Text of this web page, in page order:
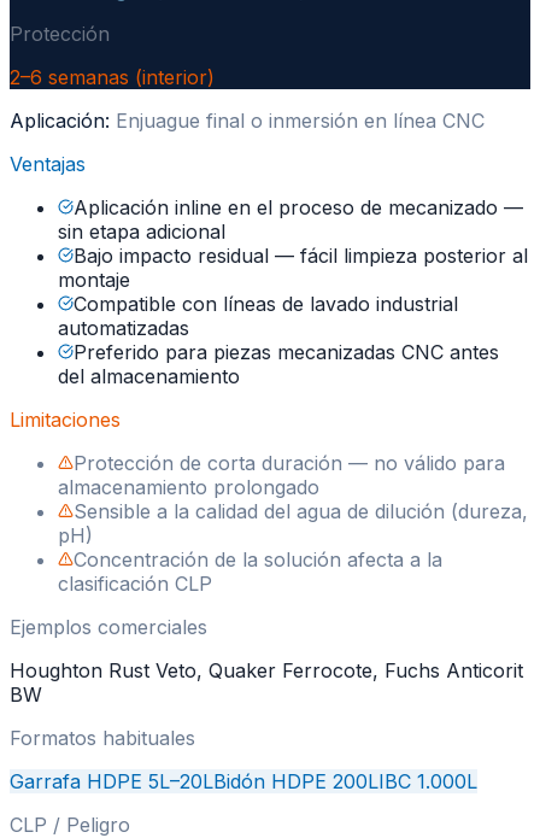
Protección
2–6 semanas (interior)
Aplicación: Enjuague final o inmersión en línea CNC
Ventajas
Aplicación inline en el proceso de mecanizado —
sin etapa adicional
Bajo impacto residual — fácil limpieza posterior al
montaje
Compatible con líneas de lavado industrial
automatizadas
Preferido para piezas mecanizadas CNC antes
del almacenamiento
Limitaciones
Protección de corta duración — no válido para
almacenamiento prolongado
Sensible a la calidad del agua de dilución (dureza,
pH)
Concentración de la solución afecta a la
clasificación CLP
Ejemplos comerciales
Houghton Rust Veto, Quaker Ferrocote, Fuchs Anticorit
BW
Formatos habituales
Garrafa HDPE 5L–20LBidón HDPE 200LIBC 1.000L
CLP / Peligro